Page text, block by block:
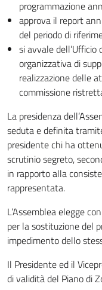
programmazione
approva il report
del periodo di
si avvale
organizzativa di
realizzazione delle
commissione
La presidenza
seduta e definita
presidente chi ha
scrutinio segreto,
in rapporto alla
rappresentata.
L’Assemblea elegge
per la sostituzione del
impedimento dello
Il Presidente ed il
di validità del Piano di